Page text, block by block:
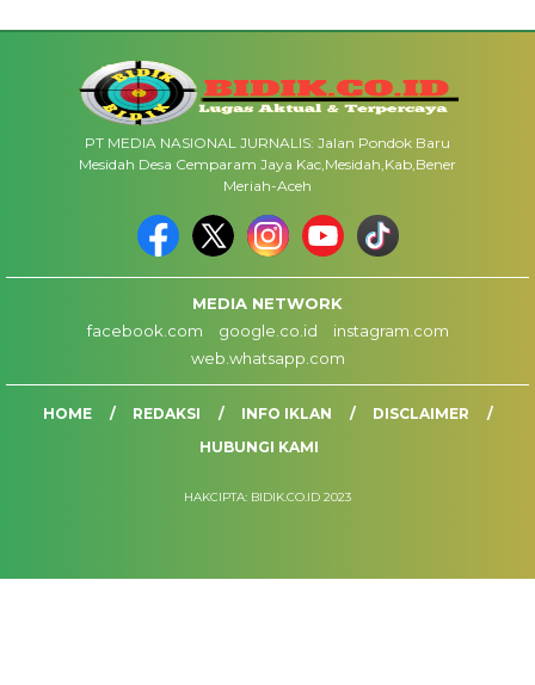
PT MEDIA NASIONAL JURNALIS: Jalan Pondok Baru
Mesidah Desa Cemparam Jaya Kac,Mesidah,Kab,Bener
Meriah-Aceh
MEDIA NETWORK
facebook.com
google.co.id
instagram.com
web.whatsapp.com
HOME REDAKSI INFO IKLAN
DISCLAIMER
HUBUNGI KAMI
HAKCIPTA: BIDIK.CO.ID 2023